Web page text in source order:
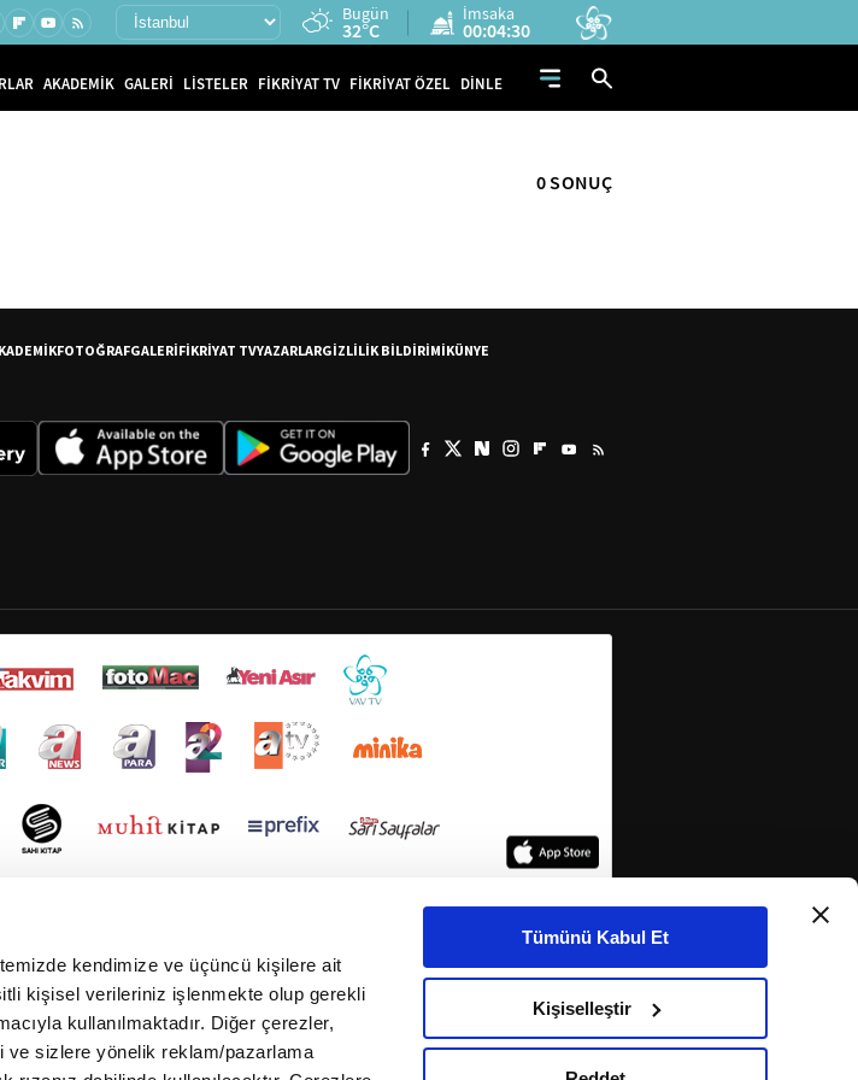
kendimize ve üçüncü kişilere ait
kişisel verileriniz işlenmekte olup gerekli
kullanılmaktadır. Diğer çerezler,
ve sizlere yönelik reklam/pazarlama
Tümünü Kabul Et
Kişiselleştir
Bugün
32°C
İmsaka
00:04:30
AKADEMİK GALERİ LİSTELER FİKRİYAT TV FİKRİYAT ÖZEL DİNLE
0 SONUÇ
FOTOĞRAFGALERİFİKRİYAT TVYAZARLARGİZLİLİK BİLDİRİMİKÜNYE